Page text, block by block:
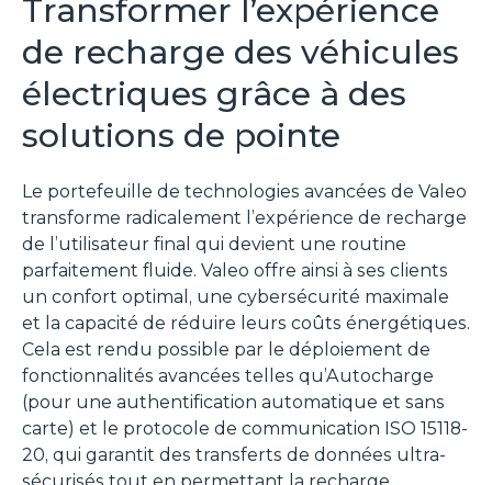
Transformer l’expérience
de recharge des véhicules
électriques grâce à des
solutions de pointe
Le portefeuille de technologies avancées de Valeo
transforme radicalement l’expérience de recharge
de l’utilisateur final qui devient une routine
parfaitement fluide. Valeo offre ainsi à ses clients
un confort optimal, une cybersécurité maximale
et la capacité de réduire leurs coûts énergétiques.
Cela est rendu possible par le déploiement de
fonctionnalités avancées telles qu’Autocharge
(pour une authentification automatique et sans
carte) et le protocole de communication ISO 15118-
20, qui garantit des transferts de données ultra-
sécurisés tout en permettant la recharge